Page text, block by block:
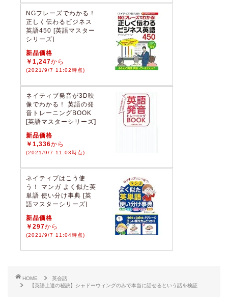
NGフレーズでわかる！
正しく伝わるビジネス
英語450 [英語マスター
シリーズ]
新品価格
￥1,247から
(2021/9/7 11:02時点)
ネイティブ発音が3D映
像でわかる！ 英語の発
音トレーニングBOOK
[英語マスターシリーズ]
新品価格
￥1,336から
(2021/9/7 11:03時点)
ネイティブはこう使
う！ マンガ よく似た英
単語 使い分け事典 [英
語マスターシリーズ]
新品価格
￥297から
(2021/9/7 11:04時点)
HOME
英会話
【英語上達の秘訣】シャドーウィングのみで本当に話せるという話を検証